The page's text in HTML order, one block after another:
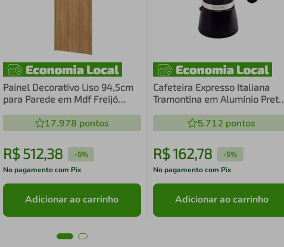
Painel Decorativo Liso 94,5cm
para Parede em Mdf Freijó
17.978 pontos
R$512,38 -5%
No pagamento com Pix
Adicionar ao carrinho
Cafeteira Expresso Italiana
Tramontina em Alumínio Preto
5.712 pontos
R$162,78 -5%
No pagamento com Pix
Adicionar ao carrinho